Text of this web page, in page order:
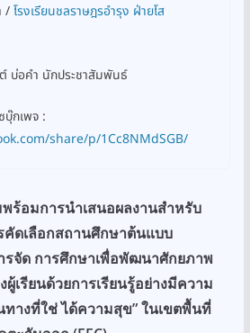
/โรงเรียนชลราษฎรอำรุง ฝ่ายโส
บ่อคำ นักประชาสัมพันธ์
บุ๊กเพจ :
share/p/1Cc8NMdSGB/
ร้อมการนำเสนอผลงานสำหรับ
คัดเลือกสถานศึกษาต้นแบบ
รจัด การศึกษาเพื่อพัฒนาศักยภาพ
รียนด้วยการเรียนรู้อย่างมีความ
ทางที่ใช่ ได้ความสุข” ในเขตพื้นที่